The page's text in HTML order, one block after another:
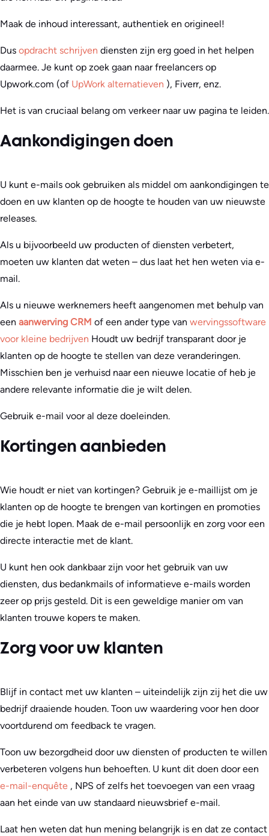
Maak de inhoud interessant, authentiek en origineel!
Dus opdracht schrijven diensten zijn erg goed in het helpen
daarmee. Je kunt op zoek gaan naar freelancers op
Upwork.com (of UpWork alternatieven ), Fiverr, enz.
Het is van cruciaal belang om verkeer naar uw pagina te leiden.
Aankondigingen doen
U kunt e-mails ook gebruiken als middel om aankondigingen te
doen en uw klanten op de hoogte te houden van uw nieuwste
releases.
Als u bijvoorbeeld uw producten of diensten verbetert,
moeten uw klanten dat weten – dus laat het hen weten via e-
mail.
Als u nieuwe werknemers heeft aangenomen met behulp van
een aanwerving CRM of een ander type van wervingssoftware
voor kleine bedrijven Houdt uw bedrijf transparant door je
klanten op de hoogte te stellen van deze veranderingen.
Misschien ben je verhuisd naar een nieuwe locatie of heb je
andere relevante informatie die je wilt delen.
Gebruik e-mail voor al deze doeleinden.
Kortingen aanbieden
Wie houdt er niet van kortingen? Gebruik je e-maillijst om je
klanten op de hoogte te brengen van kortingen en promoties
die je hebt lopen. Maak de e-mail persoonlijk en zorg voor een
directe interactie met de klant.
U kunt hen ook dankbaar zijn voor het gebruik van uw
diensten, dus bedankmails of informatieve e-mails worden
zeer op prijs gesteld. Dit is een geweldige manier om van
klanten trouwe kopers te maken.
Zorg voor uw klanten
Blijf in contact met uw klanten – uiteindelijk zijn zij het die uw
bedrijf draaiende houden. Toon uw waardering voor hen door
voortdurend om feedback te vragen.
Toon uw bezorgdheid door uw diensten of producten te willen
verbeteren volgens hun behoeften. U kunt dit doen door een
e-mail-enquête , NPS of zelfs het toevoegen van een vraag
aan het einde van uw standaard nieuwsbrief e-mail.
Laat hen weten dat hun mening belangrijk is en dat ze contact